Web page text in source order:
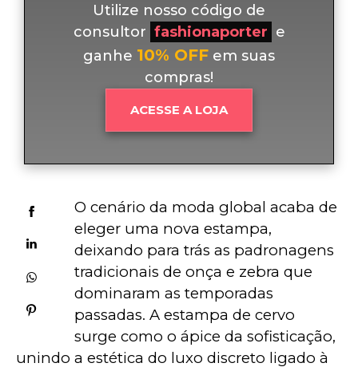
Utilize nosso código de
consultor fashionaporter e
ganhe 10% OFF em suas
compras!
ACESSE A LOJA
O cenário da moda global acaba de
eleger uma nova estampa,
deixando para trás as padronagens
tradicionais de onça e zebra que
dominaram as temporadas
passadas. A estampa de cervo
surge como o ápice da sofisticação,
unindo a estética do luxo discreto ligado à